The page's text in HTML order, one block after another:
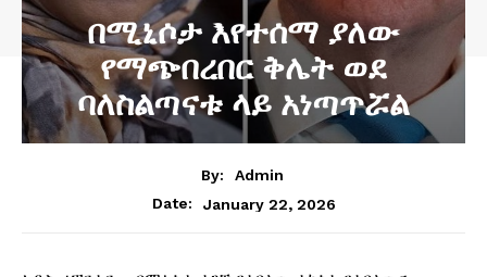
በሚኒሶታ እየተሰማ ያለው
የማጭበረበር ቅሌት ወደ
ባለስልጣናቱ ላይ አነጣጥሯል
By:
Admin
Date:
January 22, 2026